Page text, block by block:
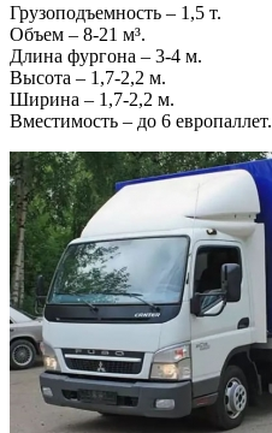
Грузоподъемность – 1,5 т.
Объем – 8-21 м³.
Длина фургона – 3-4 м.
Высота – 1,7-2,2 м.
Ширина – 1,7-2,2 м.
Вместимость – до 6 европаллет.